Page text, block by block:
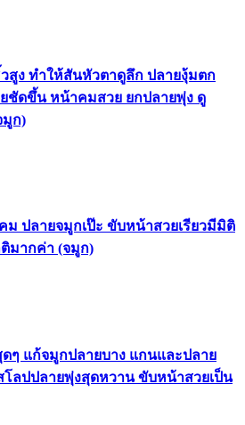
สูง ทำให้สันหัวตาดูลึก ปลายงุ้มตก
ชัดขึ้น หน้าคมสวย ยกปลายพุ่ง ดู
มูก)
ม ปลายจมูกเป๊ะ ขับหน้าสวยเรียวมีมิติ
มากค่า (จมูก)
ๆ แก้จมูกปลายบาง แกนและปลาย
โลปปลายพุ่งสุดหวาน ขับหน้าสวยเป็น